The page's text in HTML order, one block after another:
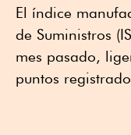
El índice
de Suministros
mes pasado,
puntos